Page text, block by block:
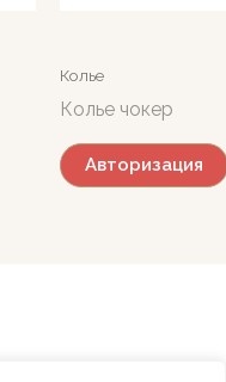
Колье
Колье чокер
Авторизация